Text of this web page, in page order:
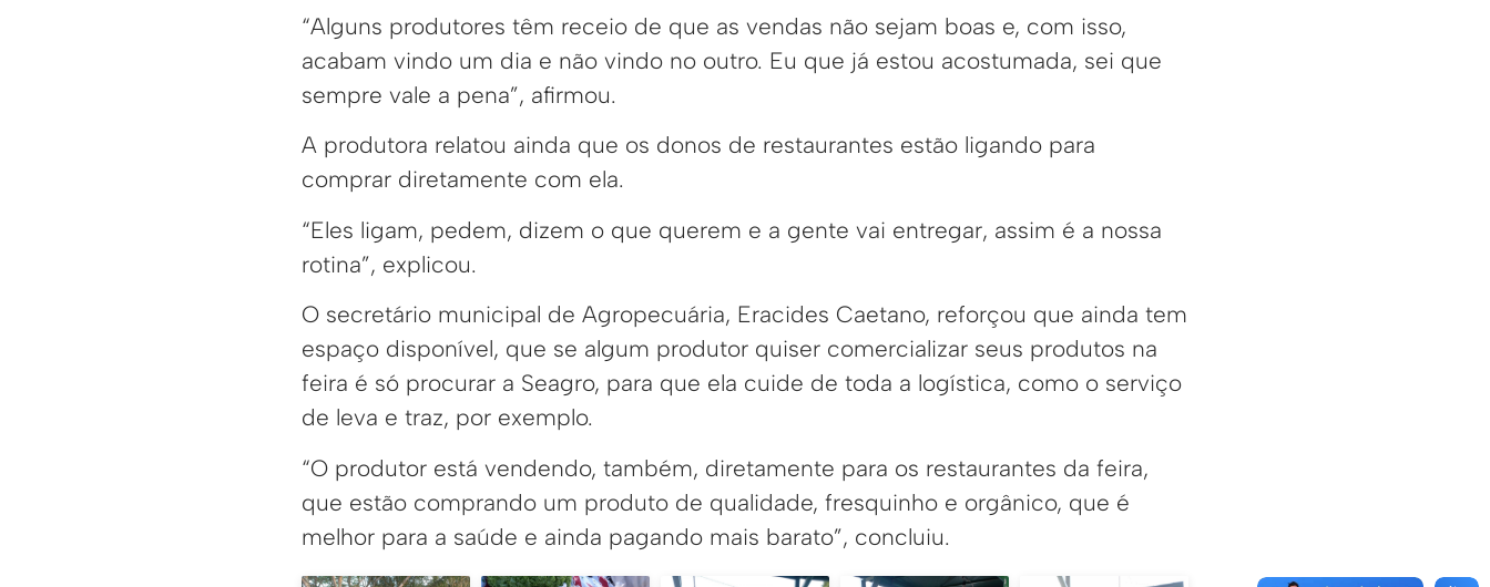
“Alguns produtores têm receio de que as vendas não sejam boas e, com isso,
acabam vindo um dia e não vindo no outro. Eu que já estou acostumada, sei que
sempre vale a pena”, afirmou.
A produtora relatou ainda que os donos de restaurantes estão ligando para
comprar diretamente com ela.
“Eles ligam, pedem, dizem o que querem e a gente vai entregar, assim é a nossa
rotina”, explicou.
O secretário municipal de Agropecuária, Eracides Caetano, reforçou que ainda tem
espaço disponível, que se algum produtor quiser comercializar seus produtos na
feira é só procurar a Seagro, para que ela cuide de toda a logística, como o serviço
de leva e traz, por exemplo.
“O produtor está vendendo, também, diretamente para os restaurantes da feira,
que estão comprando um produto de qualidade, fresquinho e orgânico, que é
melhor para a saúde e ainda pagando mais barato”, concluiu.